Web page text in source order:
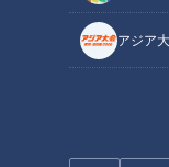
アジア
『岡崎城西高校』卓球